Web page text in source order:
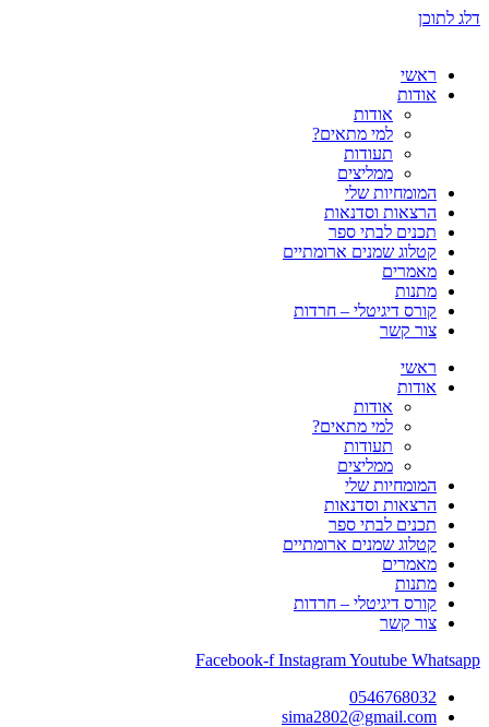
דלג לתוכן
ראשי
אודות
אודות
למי מתאים?
תעודות
ממליצים
המומחיות שלי
הרצאות וסדנאות
תכנים לבתי ספר
קטלוג שמנים ארומתיים
מאמרים
מתנות
קורס דיגיטלי – חרדות
צור קשר
ראשי
אודות
אודות
למי מתאים?
תעודות
ממליצים
המומחיות שלי
הרצאות וסדנאות
תכנים לבתי ספר
קטלוג שמנים ארומתיים
מאמרים
מתנות
קורס דיגיטלי – חרדות
צור קשר
Facebook-f InstagramYoutube Whatsapp
0546768032
sima2802@gmail.com